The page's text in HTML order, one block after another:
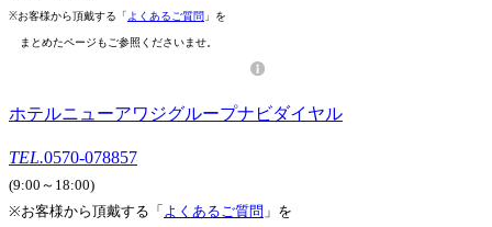
※お客様から頂戴する「 よくあるご質問 」を
まとめたページもご参照くださいませ。
ホテルニューアワジグループナビダイヤル
TEL.0570-078857
(9:00～18:00)
※お客様から頂戴する「 よくあるご質問 」を